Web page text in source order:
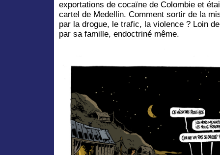
exportations de cocaïne de Colombie et
cartel de Medellin. Comment sortir de la
par la drogue, le trafic, la violence ? Loin
par sa famille, endoctriné même.